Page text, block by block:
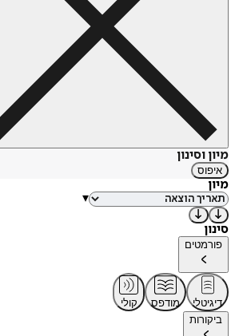
מיון וסינון
איפוס
מיון
▾
סינון
פורמטים
דיגיטלי מודפס
קולי
ביקורות